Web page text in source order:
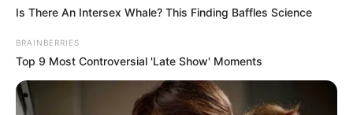
Is There An Intersex Whale? This Finding Baffles Science
BRAINBERRIES
Top 9 Most Controversial 'Late Show' Moments